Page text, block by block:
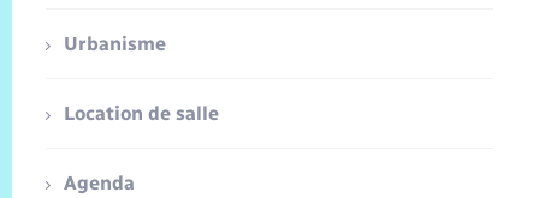
Urbanisme
Location de salle
Agenda